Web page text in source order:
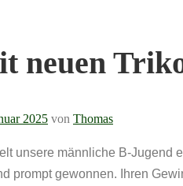
neuen
2025 von Thomas
unsere männliche B-
prompt gewonnen. Ihren